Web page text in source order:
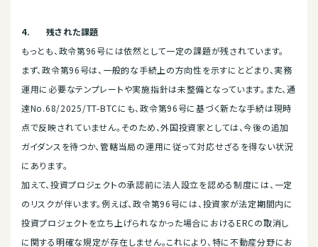
4. 残された課題
もっとも、政令第96号には依然として一定の課題が残されています。
まず、政令第96号は、一般的な手続上の方向性を示すにとどまり、実務
運用に必要なテンプレートや実施指針は未整備となっています。また、通
達No.68/2025/TT-BTCにも、政令第96号に基づく新たな手続は現時
点で反映されていません。そのため、外国投資家としては、今後の追加
ガイダンスを待つか、管轄当局の運用に従って対応せざるを得ない状況
にあります。
加えて、投資プロジェクトの承認前に法人設立を認める制度には、一定
のリスクが伴います。例えば、政令第96号には、投資家が法定期間内に
投資プロジェクトを立ち上げられなかった場合におけるERCの取消し
に関する明確な規定が存在しません。これにより、特に不動産分野にお